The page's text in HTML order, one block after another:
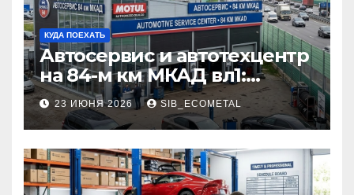
КУДА ПОЕХАТЬ
Автосервис и автотехцентр
на 84-м км МКАД вл1:
описание услуг и режим
работы
23 ИЮНЯ 2026 SIB_ECOMETAL